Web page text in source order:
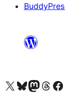
Besøk vår konto på X Visit our Bluesky account
Besøk vår Mastodon-konto
Visit ourBesøk vår